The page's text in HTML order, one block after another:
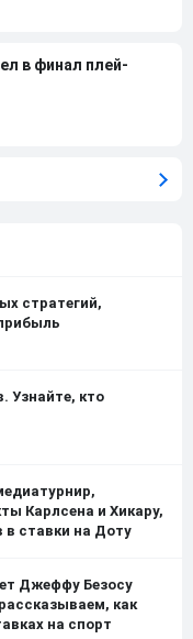
в финал плей-
стратегий,
Узнайте, кто
Карлсена и Хикару,
ставки на Доту
Джеффу Безосу
как
на спорт